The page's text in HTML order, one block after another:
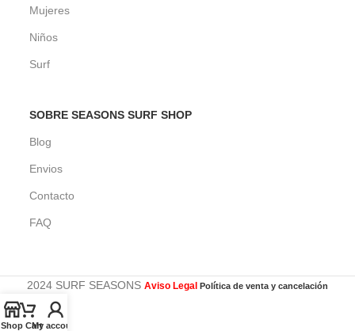
Mujeres
Niños
Surf
SOBRE SEASONS SURF SHOP
Blog
Envios
Contacto
FAQ
2024 SURF SEASONS Aviso Legal Política de venta y cancelación
Shop Cart
My account